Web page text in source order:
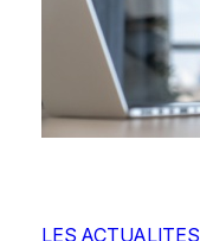
LES ACTUALITES